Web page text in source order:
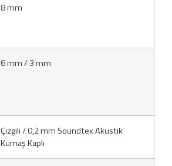
8 mm
6 mm / 3 mm
Çizgili / 0,2 mm Soundtex Akustik
Kumaş Kaplı